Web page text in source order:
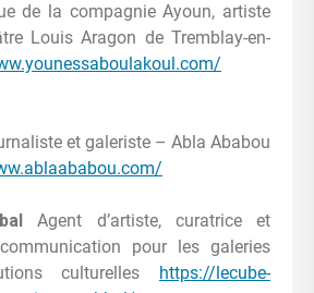
de la compagnie Ayoun, artiste
Louis Aragon de Tremblay-en-
et galeriste – Abla Ababou
Agent d’artiste, curatrice et
pour les galeries
culturelles https://lecube-